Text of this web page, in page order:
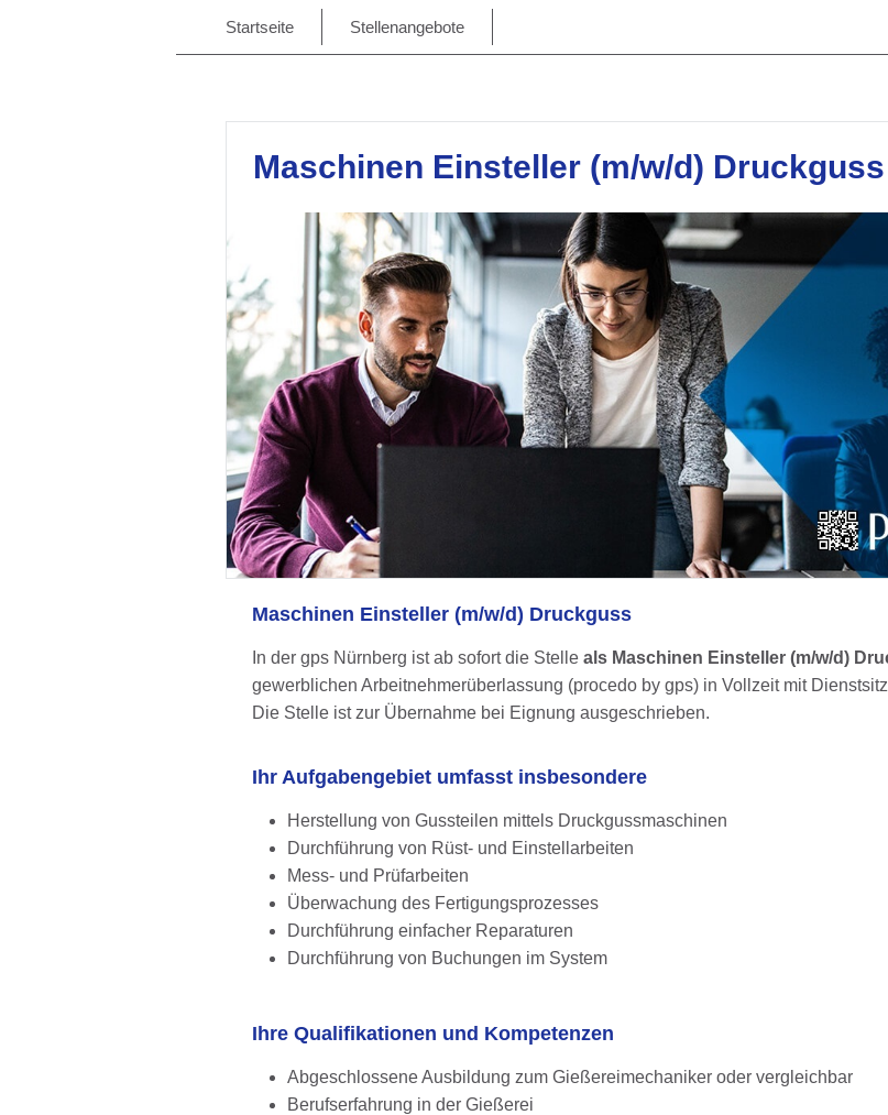
Startseite Stellenangebote
Maschinen Einsteller (m/w/d) Druckguss
Maschinen Einsteller (m/w/d) Druckguss
In der gps Nürnberg ist ab sofort die Stelle als Maschinen Einsteller (m/w/d)
gewerblichen Arbeitnehmerüberlassung (procedo by gps) in Vollzeit mit
Die Stelle ist zur Übernahme bei Eignung ausgeschrieben.
Ihr Aufgabengebiet umfasst insbesondere
Herstellung von Gussteilen mittels Druckgussmaschinen
Durchführung von Rüst- und Einstellarbeiten
Mess- und Prüfarbeiten
Überwachung des Fertigungsprozesses
Durchführung einfacher Reparaturen
Durchführung von Buchungen im System
Ihre Qualifikationen und Kompetenzen
Abgeschlossene Ausbildung zum Gießereimechaniker oder vergleichbar
Berufserfahrung in der Gießerei